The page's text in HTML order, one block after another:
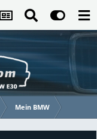
Mein BMW